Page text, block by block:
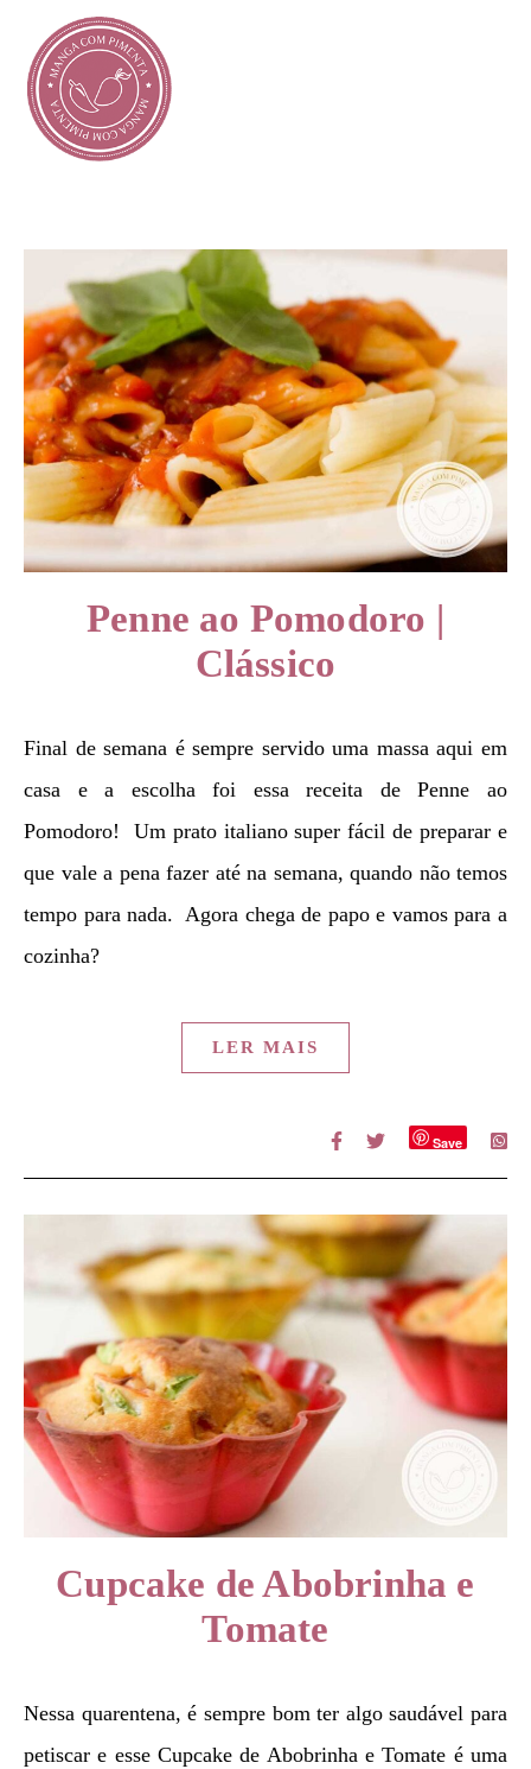
Penne ao Pomodoro |
Clássico
Final de semana é sempre servido uma massa aqui em
casa e a escolha foi essa receita de Penne ao
Pomodoro! Um prato italiano super fácil de preparar e
que vale a pena fazer até na semana, quando não temos
tempo para nada. Agora chega de papo e vamos para a
cozinha?
LER MAIS
Save
Cupcake de Abobrinha e
Tomate
Nessa quarentena, é sempre bom ter algo saudável para
petiscar e esse Cupcake de Abobrinha e Tomate é uma